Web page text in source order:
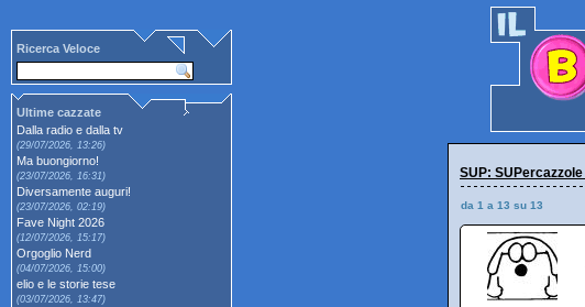
Ricerca Veloce
Ultime cazzate
Dalla radio e dalla tv
(29/07/2026, 13:26)
Ma buongiorno!
(23/07/2026, 16:31)
Diversamente auguri!
(23/07/2026, 02:19)
Fave Night 2026
(12/07/2026, 15:17)
Orgoglio Nerd
(04/07/2026, 15:00)
elio e le storie tese
(03/07/2026, 13:47)
SUP:
da 1 a 13 su 13